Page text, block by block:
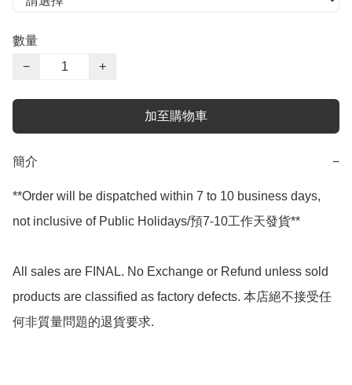
數量
−
+
加至購物車
簡介 −
**Order will be dispatched within 7 to 10 business days,
not inclusive of Public Holidays/預7-10工作天發貨**
All sales are FINAL. No Exchange or Refund unless sold
products are classified as factory defects. 本店絕不接受任
何非質量問題的退貨要求.